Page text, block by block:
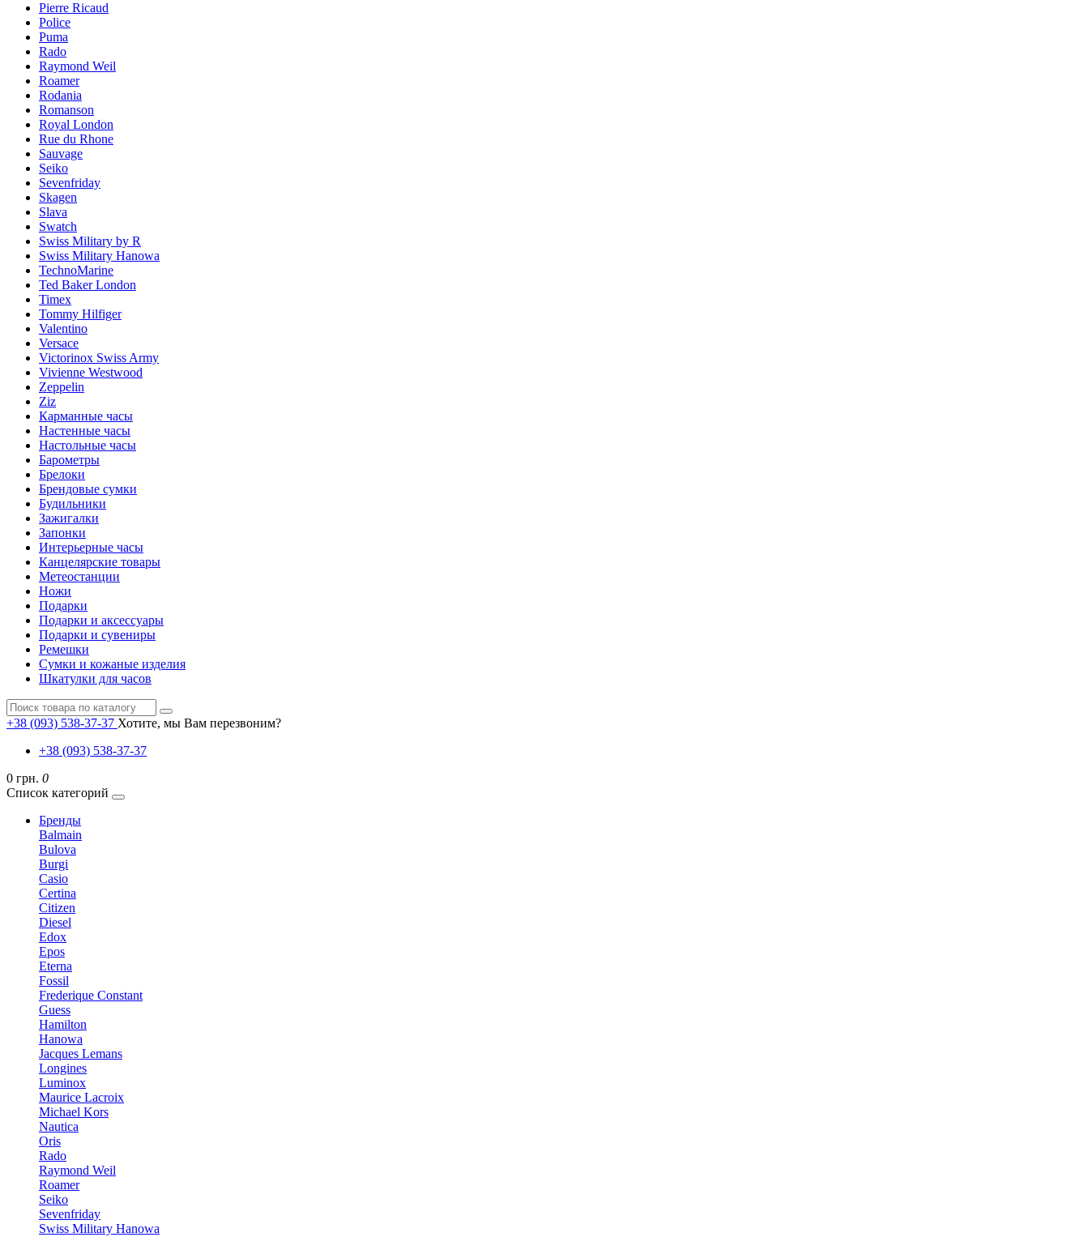
Pierre Ricaud
Police
Puma
Rado
Raymond Weil
Roamer
Rodania
Romanson
Royal London
Rue du Rhone
Sauvage
Seiko
Sevenfriday
Skagen
Slava
Swatch
Swiss Military by R
Swiss Military Hanowa
TechnoMarine
Ted Baker London
Timex
Tommy Hilfiger
Valentino
Versace
Victorinox Swiss Army
Vivienne Westwood
Zeppelin
Ziz
Карманные часы
Настенные часы
Настольные часы
Барометры
Брелоки
Брендовые сумки
Будильники
Зажигалки
Запонки
Интерьерные часы
Канцелярские товары
Метеостанции
Ножи
Подарки
Подарки и аксессуары
Подарки и сувениры
Ремешки
Сумки и кожаные изделия
Шкатулки для часов
+38 (093) 538-37-37 Хотите, мы Вам перезвоним?
+38 (093) 538-37-37
0 грн. 0
Список категорий
Бренды
Balmain
Bulova
Burgi
Casio
Certina
Citizen
Diesel
Edox
Epos
Eterna
Fossil
Frederique Constant
Guess
Hamilton
Hanowa
Jacques Lemans
Longines
Luminox
Maurice Lacroix
Michael Kors
Nautica
Oris
Rado
Raymond Weil
Roamer
Seiko
Sevenfriday
Swiss Military Hanowa